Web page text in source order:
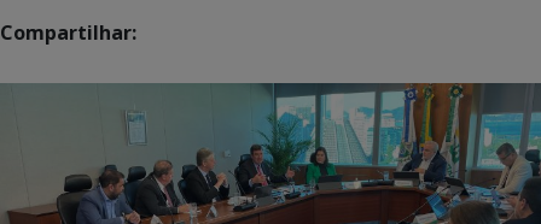
Compartilhar: